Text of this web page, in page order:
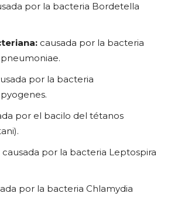
por la bacteria Bordetella
causada por la bacteria
por la bacteria
por el bacilo del tétanos
causada por la bacteria Leptospira
por la bacteria Chlamydia